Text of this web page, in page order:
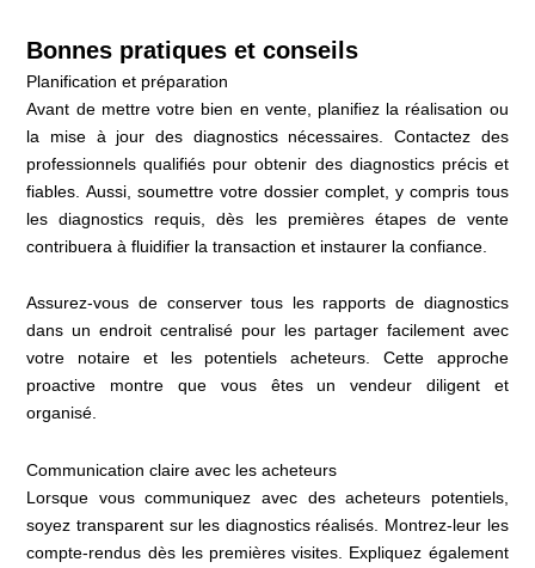
Bonnes pratiques et conseils
Planification et préparation
Avant de mettre votre bien en vente, planifiez la réalisation ou
la mise à jour des diagnostics nécessaires. Contactez des
professionnels qualifiés pour obtenir des diagnostics précis et
fiables. Aussi, soumettre votre dossier complet, y compris tous
les diagnostics requis, dès les premières étapes de vente
contribuera à fluidifier la transaction et instaurer la confiance.
Assurez-vous de conserver tous les rapports de diagnostics
dans un endroit centralisé pour les partager facilement avec
votre notaire et les potentiels acheteurs. Cette approche
proactive montre que vous êtes un vendeur diligent et
organisé.
Communication claire avec les acheteurs
Lorsque vous communiquez avec des acheteurs potentiels,
soyez transparent sur les diagnostics réalisés. Montrez-leur les
compte-rendus dès les premières visites. Expliquez également